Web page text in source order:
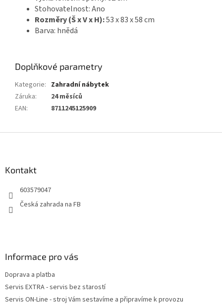
Stohovatelnost: Ano
Rozměry (Š x V x H):53 x 83 x 58 cm
Barva: hnědá
Doplňkové parametry
Kategorie: Zahradní nábytek
Záruka:
24 měsíců
EAN: 8711245125909
Kontakt
603579047
Česká zahrada na FB
Informace pro vás
Doprava a platba
Servis EXTRA - servis bez starostí
Servis ON-Line - stroj Vám sestavíme a připravíme k provozu